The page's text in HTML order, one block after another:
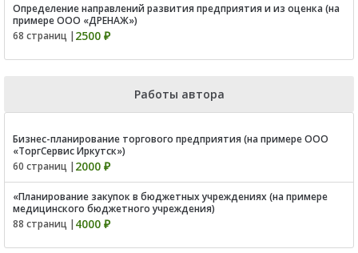
Определение направлений развития предприятия и из оценка (на
примере ООО «ДРЕНАЖ»)
68 страниц | 2500 ₽
Работы автора
Бизнес-планирование торгового предприятия (на примере ООО
«ТоргСервис Иркутск»)
60 страниц | 2000 ₽
«Планирование закупок в бюджетных учреждениях (на примере
медицинского бюджетного учреждения)
88 страниц | 4000 ₽